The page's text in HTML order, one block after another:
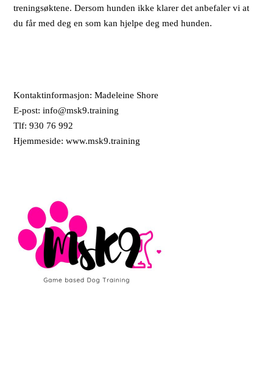
treningsøktene. Dersom hunden ikke klarer det anbefaler vi at
du får med deg en som kan hjelpe deg med hunden.
Kontaktinformasjon: Madeleine Shore
E-post: info@msk9.training
Tlf: 930 76 992
Hjemmeside: www.msk9.training